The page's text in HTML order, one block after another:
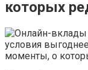
которых